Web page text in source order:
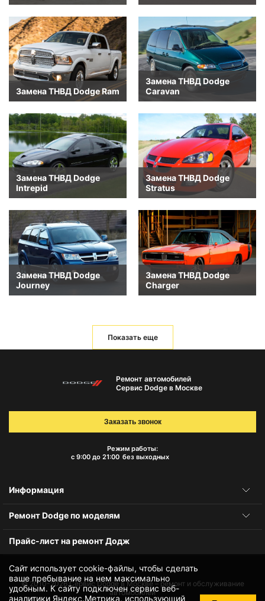
Замена ТНВД Dodge Ram
Замена ТНВД Dodge
Caravan
Замена ТНВД Dodge
Intrepid
Замена ТНВД Dodge
Stratus
Замена ТНВД Dodge
Journey
Замена ТНВД Dodge
Charger
Показать еще
Сайт использует cookie-файлы, чтобы сделать
ваше пребывание на нем максимально
удобным. К cайту подключен сервис веб-
аналитики Яндекс.Метрика, использующий
Ремонт автомобилей
Сервис Dodge в Москве
Режим работы:
с 9:00 до 21:00 без выходных
Заказать звонок
Информация
Ремонт Dodge по моделям
Прайс-лист на ремонт Додж
© 2010-2026Сервис Dodge в Москве – ремонт и обслуживание
автомобилей